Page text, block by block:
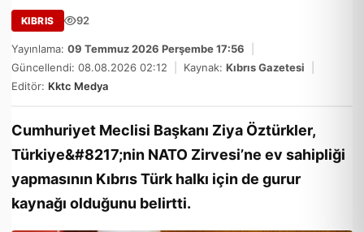
KIBRIS 92
Yayınlama: 09 Temmuz 2026 Perşembe 17:56
Güncellendi: 08.08.2026 02:12
Kaynak: Kıbrıs Gazetesi
Editör: Kktc Medya
Cumhuriyet Meclisi Başkanı Ziya Öztürkler,
Türkiye&#8217;nin NATO Zirvesi’ne ev sahipliği
yapmasının Kıbrıs Türk halkı için de gurur
kaynağı olduğunu belirtti.